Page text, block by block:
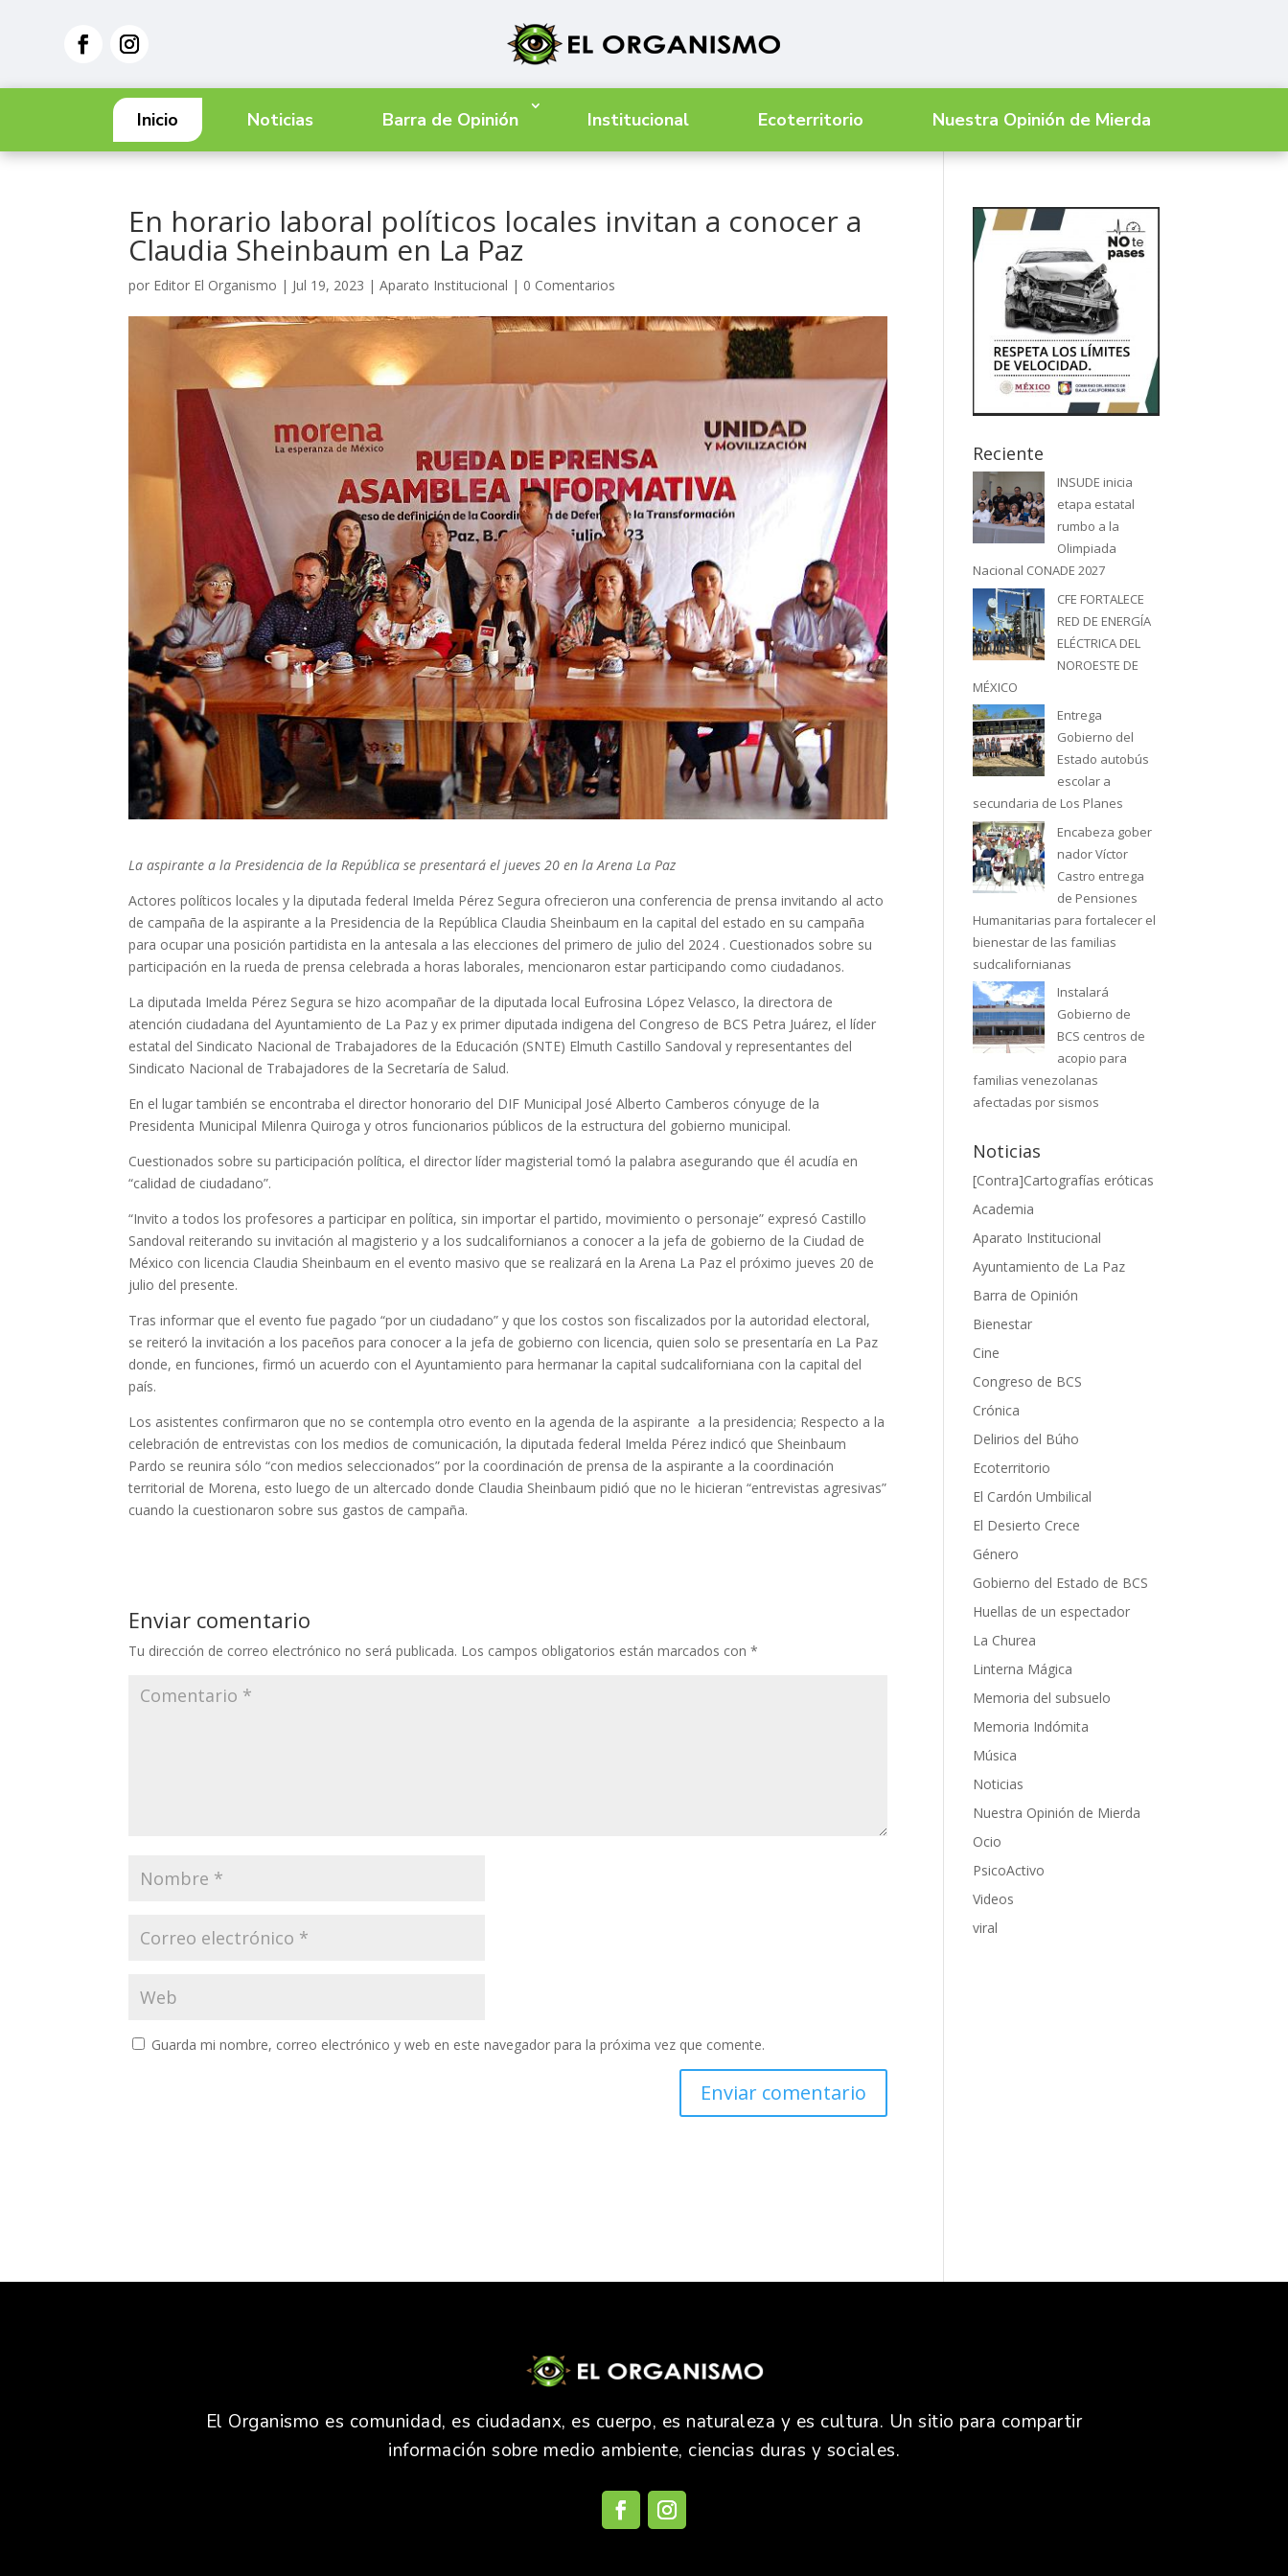
Inicio Noticias Barra de Opinión Institucional Ecoterritorio Nuestra Opinión de Mierda
En horario laboral políticos locales invitan a conocer a
Claudia Sheinbaum en La Paz
por Editor El Organismo | Jul 19, 2023 |Aparato Institucional | 0 Comentarios
La aspirante a la Presidencia de la República se presentará el jueves 20 en la Arena La Paz
Actores políticos locales y la diputada federal Imelda Pérez Segura ofrecieron una conferencia de prensa invitando al acto
de campaña de la aspirante a la Presidencia de la República Claudia Sheinbaum en la capital del estado en su campaña
para ocupar una posición partidista en la antesala a las elecciones del primero de julio del 2024 . Cuestionados sobre su
participación en la rueda de prensa celebrada a horas laborales, mencionaron estar participando como ciudadanos.
La diputada Imelda Pérez Segura se hizo acompañar de la diputada local Eufrosina López Velasco, la directora de
atención ciudadana del Ayuntamiento de La Paz y ex primer diputada indigena del Congreso de BCS Petra Juárez, el líder
estatal del Sindicato Nacional de Trabajadores de la Educación (SNTE) Elmuth Castillo Sandoval y representantes del
Sindicato Nacional de Trabajadores de la Secretaría de Salud.
En el lugar también se encontraba el director honorario del DIF Municipal José Alberto Camberos cónyuge de la
Presidenta Municipal Milenra Quiroga y otros funcionarios públicos de la estructura del gobierno municipal.
Cuestionados sobre su participación política, el director líder magisterial tomó la palabra asegurando que él acudía en
“calidad de ciudadano”.
“Invito a todos los profesores a participar en política, sin importar el partido, movimiento o personaje” expresó Castillo
Sandoval reiterando su invitación al magisterio y a los sudcalifornianos a conocer a la jefa de gobierno de la Ciudad de
México con licencia Claudia Sheinbaum en el evento masivo que se realizará en la Arena La Paz el próximo jueves 20 de
julio del presente.
Tras informar que el evento fue pagado “por un ciudadano” y que los costos son fiscalizados por la autoridad electoral,
se reiteró la invitación a los paceños para conocer a la jefa de gobierno con licencia, quien solo se presentaría en La Paz
donde, en funciones, firmó un acuerdo con el Ayuntamiento para hermanar la capital sudcaliforniana con la capital del
país.
Los asistentes confirmaron que no se contempla otro evento en la agenda de la aspirante a la presidencia; Respecto a la
celebración de entrevistas con los medios de comunicación, la diputada federal Imelda Pérez indicó que Sheinbaum
Pardo se reunira sólo “con medios seleccionados” por la coordinación de prensa de la aspirante a la coordinación
territorial de Morena, esto luego de un altercado donde Claudia Sheinbaum pidió que no le hicieran “entrevistas agresivas”
cuando la cuestionaron sobre sus gastos de campaña.
Enviar comentario
Tu dirección de correo electrónico no será publicada. Los campos obligatorios están marcados con*
Guarda mi nombre, correo electrónico y web en este navegador para la próxima vez que comente.
Reciente
INSUDE inicia
etapa estatal
rumbo a la
Olimpiada
Nacional CONADE 2027
CFE FORTALECE
RED DE ENERGÍA
ELÉCTRICA DEL
NOROESTE DE
MÉXICO
Entrega
Gobierno del
Estado autobús
escolar a
secundaria de Los Planes
Encabeza gober
nador Víctor
Castro entrega
de Pensiones
Humanitarias para fortalecer el
bienestar de las familias
sudcalifornianas
Instalará
Gobierno de
BCS centros de
acopio para
familias venezolanas
afectadas por sismos
Noticias
[Contra]Cartografías eróticas
Academia
Aparato Institucional
Ayuntamiento de La Paz
Barra de Opinión
Bienestar
Cine
Congreso de BCS
Crónica
Delirios del Búho
Ecoterritorio
El Cardón Umbilical
El Desierto Crece
Género
Gobierno del Estado de BCS
Huellas de un espectador
La Churea
Linterna Mágica
Memoria del subsuelo
Memoria Indómita
Música
Noticias
Nuestra Opinión de Mierda
Ocio
PsicoActivo
Videos
viral
El Organismo es comunidad, es ciudadanx, es cuerpo, es naturaleza y es cultura. Un sitio para compartir
información sobre medio ambiente, ciencias duras y sociales.